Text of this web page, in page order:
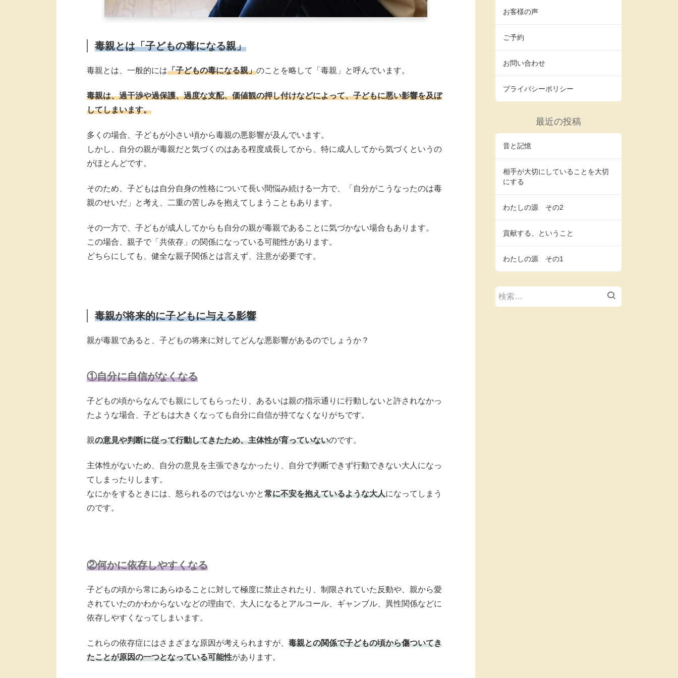
毒親とは「子どもの毒になる親」
毒親とは、一般的には「子どもの毒になる親」のことを略して「毒親」と呼んでいます。
毒親は、過干渉や過保護、過度な支配、価値観の押し付けなどによって、子どもに悪い影響を及ぼ
してしまいます。
多くの場合、子どもが小さい頃から毒親の悪影響が及んでいます。
しかし、自分の親が毒親だと気づくのはある程度成長してから、特に成人してから気づくというの
がほとんどです。
そのため、子どもは自分自身の性格について長い間悩み続ける一方で、「自分がこうなったのは毒
親のせいだ」と考え、二重の苦しみを抱えてしまうこともあります。
その一方で、子どもが成人してからも自分の親が毒親であることに気づかない場合もあります。
この場合、親子で「共依存」の関係になっている可能性があります。
どちらにしても、健全な親子関係とは言えず、注意が必要です。
毒親が将来的に子どもに与える影響
親が毒親であると、子どもの将来に対してどんな悪影響があるのでしょうか？
①自分に自信がなくなる
子どもの頃からなんでも親にしてもらったり、あるいは親の指示通りに行動しないと許されなかっ
たような場合、子どもは大きくなっても自分に自信が持てなくなりがちです。
親の意見や判断に従って行動してきたため、主体性が育っていないのです。
主体性がないため、自分の意見を主張できなかったり、自分で判断できず行動できない大人になっ
てしまったりします。
なにかをするときには、怒られるのではないかと常に不安を抱えているような大人になってしまう
のです。
②何かに依存しやすくなる
子どもの頃から常にあらゆることに対して極度に禁止されたり、制限されていた反動や、親から愛
されていたのかわからないなどの理由で、大人になるとアルコール、ギャンブル、異性関係などに
依存しやすくなってしまいます。
これらの依存症にはさまざまな原因が考えられますが、 毒親との関係で子どもの頃から傷ついてき
たことが原因の一つとなっている可能性があります。
お客様の声
ご予約
お問い合わせ
プライバシーポリシー
最近の投稿
音と記憶
相手が大切にしていることを大切
にする
わたしの源 その2
貢献する、ということ
わたしの源 その1
検
索: